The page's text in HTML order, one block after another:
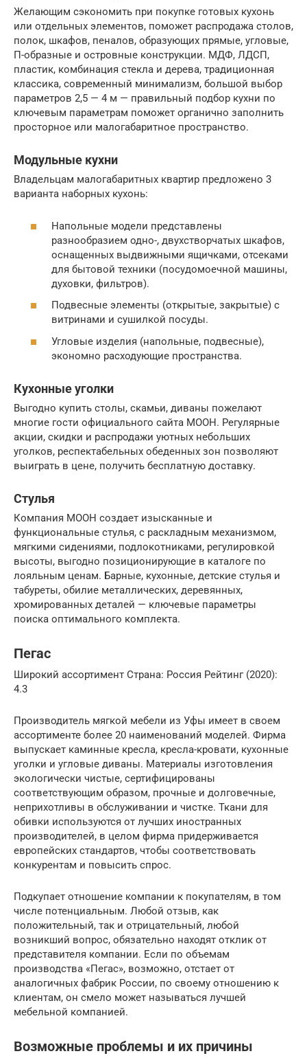
Желающим сэкономить при покупке готовых кухонь
или отдельных элементов, поможет распродажа столов,
полок, шкафов, пеналов, образующих прямые, угловые,
П-образные и островные конструкции. МДФ, ЛДСП,
пластик, комбинация стекла и дерева, традиционная
классика, современный минимализм, большой выбор
параметров 2,5 — 4 м — правильный подбор кухни по
ключевым параметрам поможет органично заполнить
просторное или малогабаритное пространство.
Модульные кухни
Владельцам малогабаритных квартир предложено 3
варианта наборных кухонь:
Напольные модели представлены
разнообразием одно-, двухстворчатых шкафов,
оснащенных выдвижными ящичками, отсеками
для бытовой техники (посудомоечной машины,
духовки, фильтров).
Подвесные элементы (открытые, закрытые) с
витринами и сушилкой посуды.
Угловые изделия (напольные, подвесные),
экономно расходующие пространства.
Кухонные уголки
Выгодно купить столы, скамьи, диваны пожелают
многие гости официального сайта МООН. Регулярные
акции, скидки и распродажи уютных небольших
уголков, респектабельных обеденных зон позволяют
выиграть в цене, получить бесплатную доставку.
Стулья
Компания МООН создает изысканные и
функциональные стулья, с раскладным механизмом,
мягкими сидениями, подлокотниками, регулировкой
высоты, выгодно позиционирующие в каталоге по
лояльным ценам. Барные, кухонные, детские стулья и
табуреты, обилие металлических, деревянных,
хромированных деталей — ключевые параметры
поиска оптимального комплекта.
Пегас
Широкий ассортимент Страна: Россия Рейтинг (2020):
4.3
Производитель мягкой мебели из Уфы имеет в своем
ассортименте более 20 наименований моделей. Фирма
выпускает каминные кресла, кресла-кровати, кухонные
уголки и угловые диваны. Материалы изготовления
экологически чистые, сертифицированы
соответствующим образом, прочные и долговечные,
неприхотливы в обслуживании и чистке. Ткани для
обивки используются от лучших иностранных
производителей, в целом фирма придерживается
европейских стандартов, чтобы соответствовать
конкурентам и повысить спрос.
Подкупает отношение компании к покупателям, в том
числе потенциальным. Любой отзыв, как
положительный, так и отрицательный, любой
возникший вопрос, обязательно находят отклик от
представителя компании. Если по объемам
производства «Пегас», возможно, отстает от
аналогичных фабрик России, по своему отношению к
клиентам, он смело может называться лучшей
мебельной компанией.
Возможные проблемы и их причины